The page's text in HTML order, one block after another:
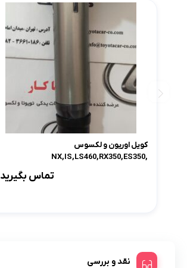
کویل اوریون و لکسوس
,NX,IS,LS460,RX350,ES350
تماس بگیرید
نقد و بررسی